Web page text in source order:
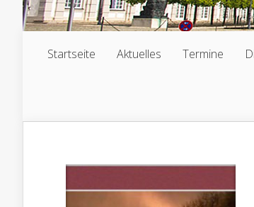
Startseite Aktuelles Termine